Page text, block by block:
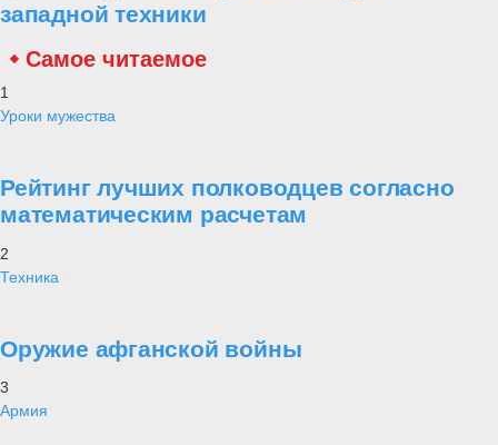
западной техники
Самое читаемое
1
Уроки мужества
Рейтинг лучших полководцев согласно
математическим расчетам
2
Техника
Оружие афганской войны
3
Армия